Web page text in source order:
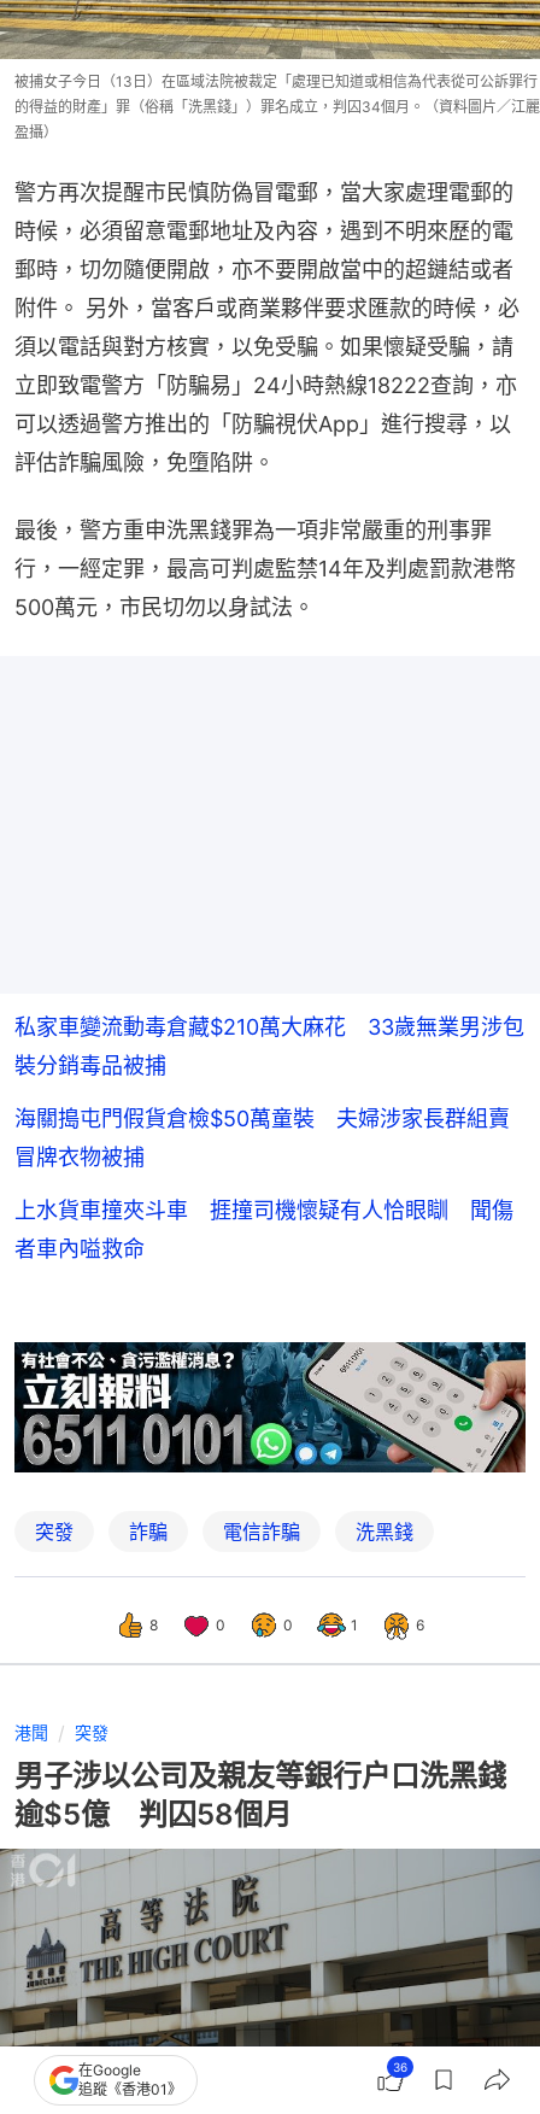
被捕女子今日（13日）在區域法院被裁定「處理已知道或相信為代表從可公訴罪行
的得益的財產」罪（俗稱「洗黑錢」）罪名成立，判囚34個月。（資料圖片／江麗
盈攝）
警方再次提醒市民慎防偽冒電郵，當大家處理電郵的
時候，必須留意電郵地址及內容，遇到不明來歷的電
郵時，切勿隨便開啟，亦不要開啟當中的超鏈結或者
附件。 另外，當客戶或商業夥伴要求匯款的時候，必
須以電話與對方核實，以免受騙。如果懷疑受騙，請
立即致電警方「防騙易」24小時熱線18222查詢，亦
可以透過警方推出的「防騙視伏App」進行搜尋，以
評估詐騙風險，免墮陷阱。
最後，警方重申洗黑錢罪為一項非常嚴重的刑事罪
行，一經定罪，最高可判處監禁14年及判處罰款港幣
500萬元，市民切勿以身試法。
私家車變流動毒倉藏$210萬大麻花 33歲無業男涉包
裝分銷毒品被捕
海關搗屯門假貨倉檢$50萬童裝 夫婦涉家長群組賣
冒牌衣物被捕
上水貨車撞夾斗車 捱撞司機懷疑有人恰眼瞓 聞傷
者車內嗌救命
突發 詐騙 電信詐騙 洗黑錢
8 0 0 1 6
港聞 突發
男子涉以公司及親友等銀行户口洗黑錢
逾$5億 判囚58個月
在Google
追蹤《香港01》
36